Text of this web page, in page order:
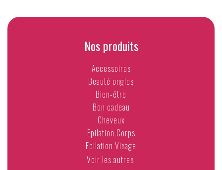
Nos produits
Accessoires
Beauté ongles
Bien-être
Bon cadeau
Cheveux
Epilation Corps
Epilation Visage
Voir les autres